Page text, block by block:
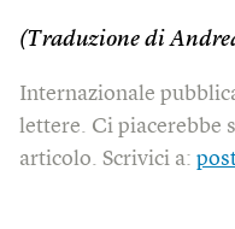
(Traduzione di
Internazionale
lettere. Ci piacerebbe
articolo. Scrivici a: